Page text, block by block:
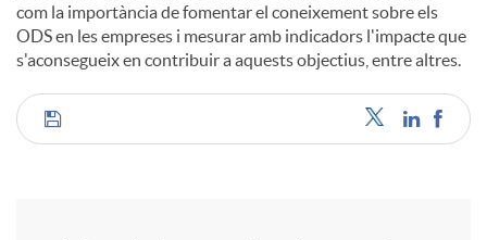
com la importància de fomentar el coneixement sobre els
ODS en les empreses i mesurar amb indicadors l'impacte que
s'aconsegueix en contribuir a aquests objectius, entre altres.
C